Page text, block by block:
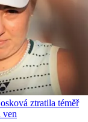
ztratila téměř
ven